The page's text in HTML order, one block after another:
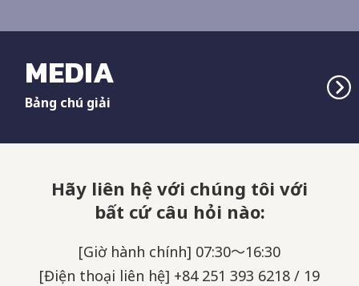
MEDIA
Bảng chú giải
Hãy liên hệ với chúng tôi với
bất cứ câu hỏi nào:
[Giờ hành chính] 07:30～16:30
[Điện thoại liên hệ] +84 251 393 6218 / 19